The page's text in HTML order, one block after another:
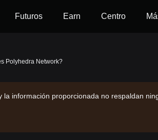
Futuros Earn Centro
Polyhedra Network?
información proporcionada no respaldan